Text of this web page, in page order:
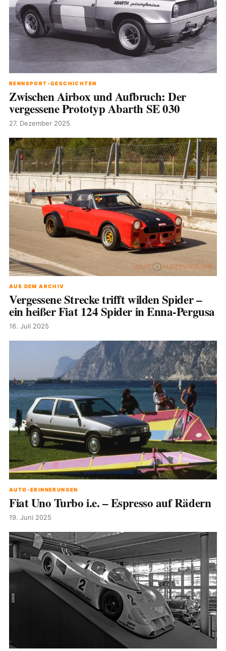
RENNSPORT-GESCHICHTEN
Zwischen Airbox und Aufbruch: Der
vergessene Prototyp Abarth SE 030
27. Dezember 2025
AUS DEM ARCHIV
Vergessene Strecke trifft wilden Spider –
ein heißer Fiat 124 Spider in Enna-Pergusa
16. Juli 2025
AUTO-ERINNERUNGEN
Fiat Uno Turbo i.e. – Espresso auf Rädern
19. Juni 2025